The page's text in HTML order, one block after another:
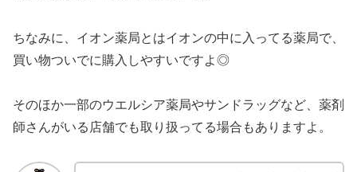
ちなみに、イオン薬局とはイオンの中に入ってる薬局で、
買い物ついでに購入しやすいですよ◎
そのほか一部のウエルシア薬局やサンドラッグなど、薬剤
師さんがいる店舗でも取り扱ってる場合もありますよ。